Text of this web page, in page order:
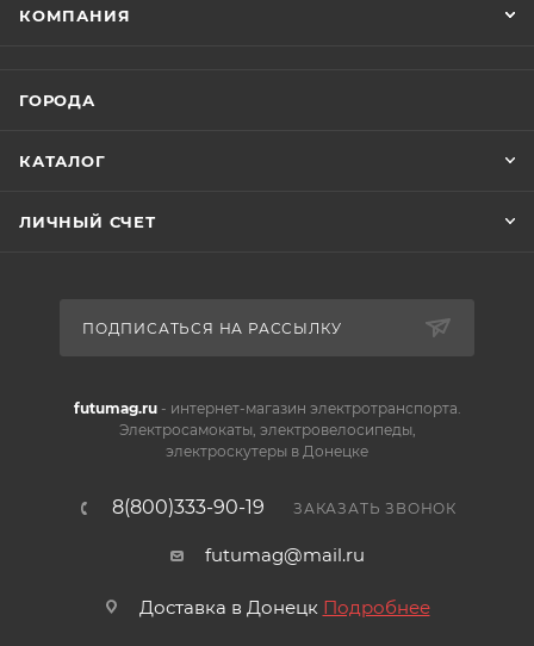
КОМПАНИЯ
ГОРОДА
КАТАЛОГ
ЛИЧНЫЙ СЧЕТ
ПОДПИСАТЬСЯ НА РАССЫЛКУ
futumag.ru- интернет-магазин электротранспорта.
Электросамокаты, электровелосипеды,
электроскутеры в Донецке
8(800)333-90-19 ЗАКАЗАТЬ ЗВОНОК
futumag@mail.ru
Доставка в Донецк Подробнее